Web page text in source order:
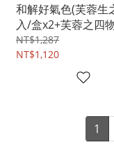
和解好氣色(芙蓉生
入/盒x2+芙蓉之四
盒x1 )
NT$1,287
NT$1,120
1